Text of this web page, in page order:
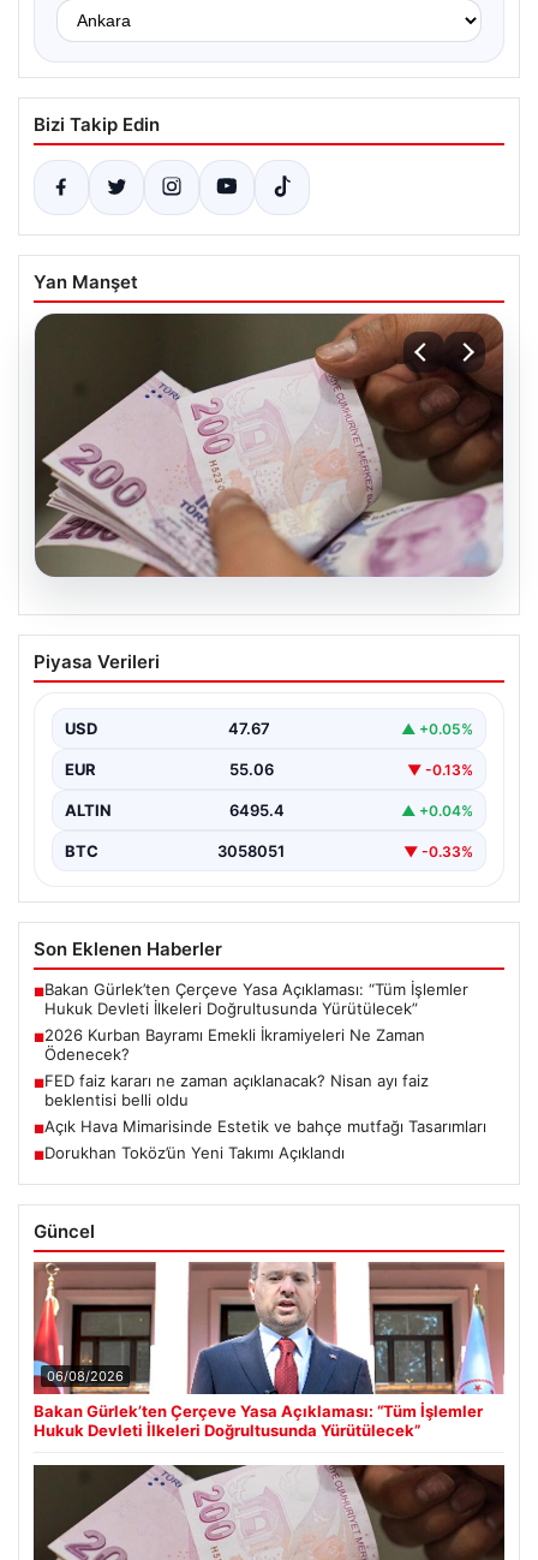
Bizi Takip Edin
Yan Manşet
05.08.2026
2026 Kurban Bayramı Emekli
İkramiyeleri Ne Zaman Ödenecek?
milyon emekli vatandaşın gözü kulağı bayram
ikramiyesi…
Piyasa Verileri
USD 47.67 ▲ +0.05%
EUR 55.06 ▼ -0.13%
ALTIN 6495.4 ▲ +0.04%
BTC 3058051 ▼ -0.33%
Son Eklenen Haberler
■Bakan Gürlek’ten Çerçeve Yasa Açıklaması: “Tüm İşlemler
Hukuk Devleti İlkeleri Doğrultusunda Yürütülecek”
■2026 Kurban Bayramı Emekli İkramiyeleri Ne Zaman
Ödenecek?
■FED faiz kararı ne zaman açıklanacak? Nisan ayı faiz
beklentisi belli oldu
■Açık Hava Mimarisinde Estetik ve bahçe mutfağı Tasarımları
■Dorukhan Toköz’ün Yeni Takımı Açıklandı
Güncel
06/08/2026
Bakan Gürlek’ten Çerçeve Yasa Açıklaması: “Tüm İşlemler
Hukuk Devleti İlkeleri Doğrultusunda Yürütülecek”